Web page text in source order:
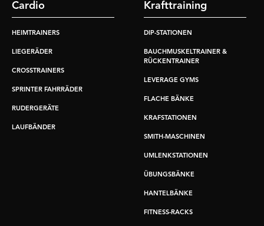
Cardio
HEIMTRAINERS
LIEGERÄDER
CROSSTRAINERS
SPRINTER FAHRRÄDER
RUDERGERÄTE
LAUFBÄNDER
Krafttraining
DIP-STATIONEN
BAUCHMUSKELTRAINER &
RÜCKENTRAINER
LEVERAGE GYMS
FLACHE BÄNKE
KRAFSTATIONEN
SMITH-MASCHINEN
UMLENKSTATIONEN
ÜBUNGSBÄNKE
HANTELBÄNKE
FITNESS-RACKS